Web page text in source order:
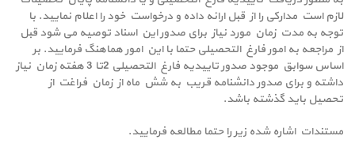
لازم است مدارکی را از قبل ارائه داده و درخواست خود را اعلام نمایید. با
توجه به مدت زمان مورد نیاز برای صدور این اسناد توصیه می شود قبل
از مراجعه به امور فارغ التحصیلی حتما با این امور هماهنگ فرمایید. بر
اساس سوابق موجود صدور تاییدیه فارغ التحصیلی 2تا 3 هفته زمان نیاز
داشته و برای صدور دانشنامه قریب به شش ماه از زمان فراغت از
تحصیل باید گذشته باشد.
مستندات اشاره شده زیر را حتما مطالعه فرمایید.